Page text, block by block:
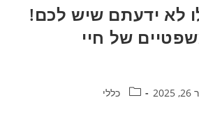
לא ידעתם שיש לכם!
של חיי
קטגוריה:
כללי